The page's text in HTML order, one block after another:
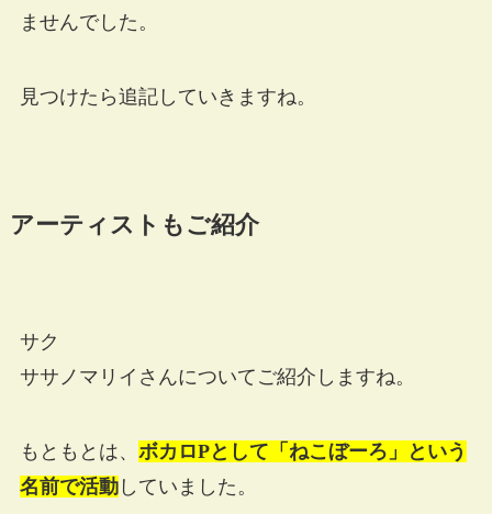
ませんでした。
見つけたら追記していきますね。
アーティストもご紹介
サク
ササノマリイさんについてご紹介しますね。
もともとは、 ボカロPとして「ねこぼーろ」という
名前で活動していました。